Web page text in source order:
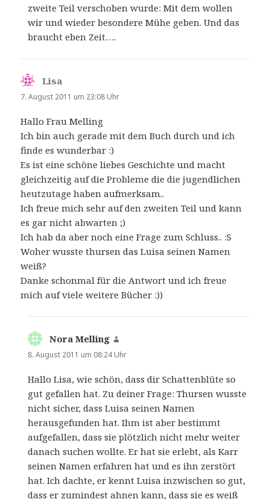
zweite Teil verschoben wurde: Mit dem wollen
wir und wieder besondere Mühe geben. Und das
braucht eben Zeit….
Lisa
7. August 2011 um 23:08 Uhr
Hallo Frau Melling
Ich bin auch gerade mit dem Buch durch und ich
finde es wunderbar :)
Es ist eine schöne liebes Geschichte und macht
gleichzeitig auf die Probleme die die jugendlichen
heutzutage haben aufmerksam..
Ich freue mich sehr auf den zweiten Teil und kann
es gar nicht abwarten ;)
Ich hab da aber noch eine Frage zum Schluss.. :S
Woher wusste thursen das Luisa seinen Namen
weiß?
Danke schonmal für die Antwort und ich freue
mich auf viele weitere Bücher :))
Nora Melling
8. August 2011 um 08:24 Uhr
Hallo Lisa, wie schön, dass dir Schattenblüte so
gut gefallen hat. Zu deiner Frage: Thursen wusste
nicht sicher, dass Luisa seinen Namen
herausgefunden hat. Ihm ist aber bestimmt
aufgefallen, dass sie plötzlich nicht mehr weiter
danach suchen wollte. Er hat sie erlebt, als Karr
seinen Namen erfahren hat und es ihn zerstört
hat. Ich dachte, er kennt Luisa inzwischen so gut,
dass er zumindest ahnen kann, dass sie es weiß